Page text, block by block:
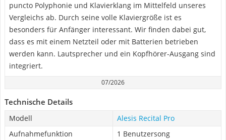
puncto Polyphonie und Klavierklang im Mittelfeld unseres
Vergleichs ab. Durch seine volle Klaviergröße ist es
besonders für Anfänger interessant. Wir finden dabei gut,
dass es mit einem Netzteil oder mit Batterien betrieben
werden kann. Lautsprecher und ein Kopfhörer-Ausgang sind
integriert.
07/2026
Technische Details
Modell
Alesis Recital Pro
Aufnahmefunktion
1 Benutzersong